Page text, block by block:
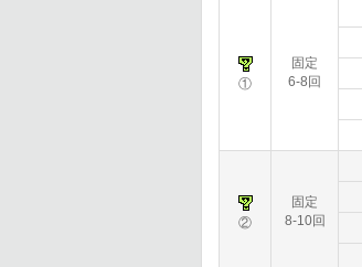
①
固定
6-8回
②
固定
8-10回